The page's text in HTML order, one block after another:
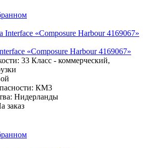
«Composure Harbour 4169067»
33 Класс - коммерческий,
КМ3
Нидерланды
заказ